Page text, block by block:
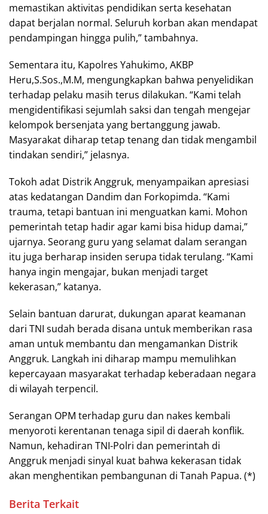
memastikan aktivitas pendidikan serta kesehatan
dapat berjalan normal. Seluruh korban akan mendapat
pendampingan hingga pulih,” tambahnya.
Sementara itu, Kapolres Yahukimo, AKBP
Heru,S.Sos.,M.M, mengungkapkan bahwa penyelidikan
terhadap pelaku masih terus dilakukan. “Kami telah
mengidentifikasi sejumlah saksi dan tengah mengejar
kelompok bersenjata yang bertanggung jawab.
Masyarakat diharap tetap tenang dan tidak mengambil
tindakan sendiri,” jelasnya.
Tokoh adat Distrik Anggruk, menyampaikan apresiasi
atas kedatangan Dandim dan Forkopimda. “Kami
trauma, tetapi bantuan ini menguatkan kami. Mohon
pemerintah tetap hadir agar kami bisa hidup damai,”
ujarnya. Seorang guru yang selamat dalam serangan
itu juga berharap insiden serupa tidak terulang. “Kami
hanya ingin mengajar, bukan menjadi target
kekerasan,” katanya.
Selain bantuan darurat, dukungan aparat keamanan
dari TNI sudah berada disana untuk memberikan rasa
aman untuk membantu dan mengamankan Distrik
Anggruk. Langkah ini diharap mampu memulihkan
kepercayaan masyarakat terhadap keberadaan negara
di wilayah terpencil.
Serangan OPM terhadap guru dan nakes kembali
menyoroti kerentanan tenaga sipil di daerah konflik.
Namun, kehadiran TNI-Polri dan pemerintah di
Anggruk menjadi sinyal kuat bahwa kekerasan tidak
akan menghentikan pembangunan di Tanah Papua. (*)
Berita Terkait